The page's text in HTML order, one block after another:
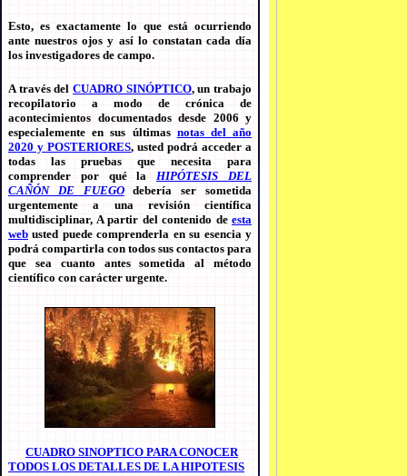
Esto, es exactamente lo que está ocurriendo
ante nuestros ojos y así lo constatan cada día
los investigadores de campo.
A través del CUADRO SINÓPTICO, un trabajo
recopilatorio a modo de crónica de
acontecimientos documentados desde 2006 y
especialemente en sus últimas notas del año
2020 y POSTERIORES, usted podrá acceder a
todas las pruebas que necesita para
comprender por qué laHIPÓTESIS DEL
CAÑÓN DE FUEGOdebería ser sometida
urgentemente a una revisión científica
multidisciplinar, A partir del contenido de esta
web usted puede comprenderla en su esencia y
podrá compartirla con todos sus contactos para
que sea cuanto antes sometida al método
científico con carácter urgente.
CUADRO SINOPTICO PARA CONOCER
TODOS LOS DETALLES DE LA HIPOTESIS